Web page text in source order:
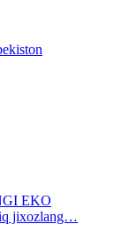
EKO
jixozlang…